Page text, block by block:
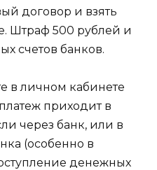
договор и взять
Штраф 500 рублей и
счетов банков.
в личном кабинете
приходит в
через банк, или в
(особенно в
денежных